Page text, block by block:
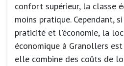
confort supérieur, la classe
moins pratique. Cependant,
praticité et l'économie, la
économique à Granollers
elle combine des coûts de